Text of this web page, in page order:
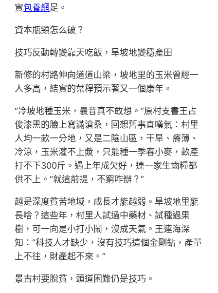
實包養網足。
資本瓶頸怎么破？
技巧反動轉變靠天吃飯，旱坡地變穩產田
新修的村路伸向道道山梁，坡地里的玉米曾經一
人多高，結實的葉稈預示著又一個康年。
“冷坡地種玉米，曩昔真不敢想。”原村支書王占
俊漆黑的臉上寫滿滄桑，回想舊事直嘆氣：村里
人均一畝一分地，又是二陰山區，干旱、瘠薄、
冷涼，玉米灌不上漿，只能種一季春小麥，畝產
打不下300斤。遇上年成欠好，連一家生齒糧都
供不上。“就這前提，不窮咋辦？”
越是深度貧苦地域，成長才能越弱。旱坡地里能
長啥？這些年，村里人試過中藥材、試種過果
樹，可一向是小打小鬧，沒成天氣。王連海深
知：“科技人才缺少，沒有技巧這個金剛鉆，產量
上不往，財產起不來。”
景古村要脫貧，頭道困難仍是技巧。